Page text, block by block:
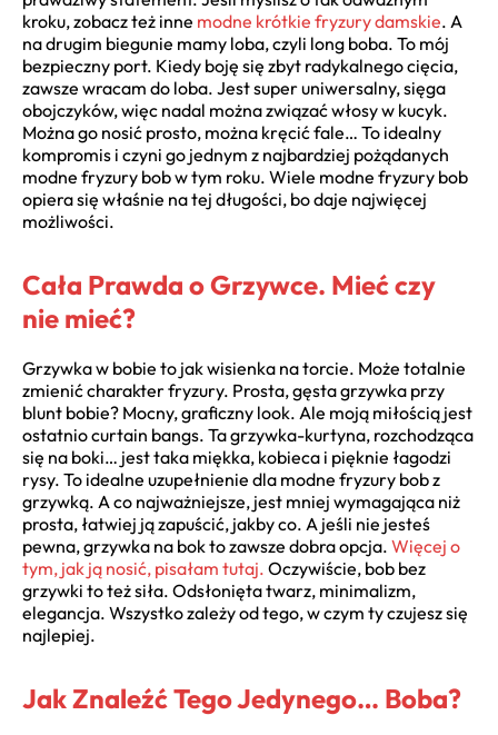
kroku, zobacz też inne modne krótkie fryzury damskie. A
na drugim biegunie mamy loba, czyli long boba. To mój
bezpieczny port. Kiedy boję się zbyt radykalnego cięcia,
zawsze wracam do loba. Jest super uniwersalny, sięga
obojczyków, więc nadal można związać włosy w kucyk.
Można go nosić prosto, można kręcić fale… To idealny
kompromis i czyni go jednym z najbardziej pożądanych
modne fryzury bob w tym roku. Wiele modne fryzury bob
opiera się właśnie na tej długości, bo daje najwięcej
możliwości.
Cała Prawda o Grzywce. Mieć czy
nie mieć?
Grzywka w bobie to jak wisienka na torcie. Może totalnie
zmienić charakter fryzury. Prosta, gęsta grzywka przy
blunt bobie? Mocny, graficzny look. Ale moją miłością jest
ostatnio curtain bangs. Ta grzywka-kurtyna, rozchodząca
się na boki… jest taka miękka, kobieca i pięknie łagodzi
rysy. To idealne uzupełnienie dla modne fryzury bob z
grzywką. A co najważniejsze, jest mniej wymagająca niż
prosta, łatwiej ją zapuścić, jakby co. A jeśli nie jesteś
pewna, grzywka na bok to zawsze dobra opcja. Więcej o
tym, jak ją nosić, pisałam tutaj. Oczywiście, bob bez
grzywki to też siła. Odsłonięta twarz, minimalizm,
elegancja. Wszystko zależy od tego, w czym ty czujesz się
najlepiej.
Jak Znaleźć Tego Jedynego… Boba?